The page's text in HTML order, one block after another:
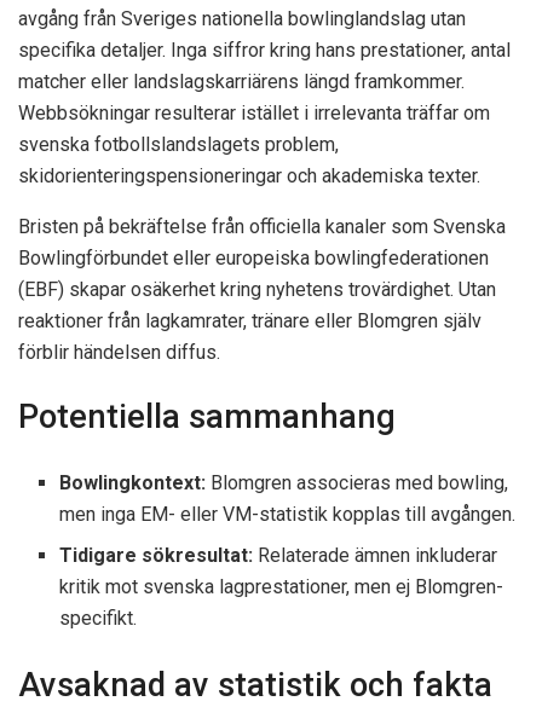
avgång från Sveriges nationella bowlinglandslag utan
specifika detaljer. Inga siffror kring hans prestationer, antal
matcher eller landslagskarriärens längd framkommer.
Webbsökningar resulterar istället i irrelevanta träffar om
svenska fotbollslandslagets problem,
skidorienteringspensioneringar och akademiska texter.
Bristen på bekräftelse från officiella kanaler som Svenska
Bowlingförbundet eller europeiska bowlingfederationen
(EBF) skapar osäkerhet kring nyhetens trovärdighet. Utan
reaktioner från lagkamrater, tränare eller Blomgren själv
förblir händelsen diffus.
Potentiella sammanhang
Bowlingkontext: Blomgren associeras med bowling,
men inga EM- eller VM-statistik kopplas till avgången.
Tidigare sökresultat: Relaterade ämnen inkluderar
kritik mot svenska lagprestationer, men ej Blomgren-
specifikt.​
Avsaknad av statistik och fakta